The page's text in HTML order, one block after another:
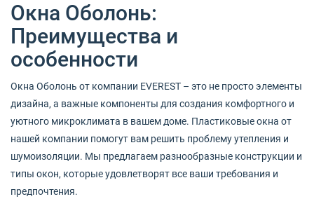
Окна Оболонь:
Преимущества и
особенности
Окна Оболонь от компании EVEREST – это не просто элементы
дизайна, а важные компоненты для создания комфортного и
уютного микроклимата в вашем доме. Пластиковые окна от
нашей компании помогут вам решить проблему утепления и
шумоизоляции. Мы предлагаем разнообразные конструкции и
типы окон, которые удовлетворят все ваши требования и
предпочтения.